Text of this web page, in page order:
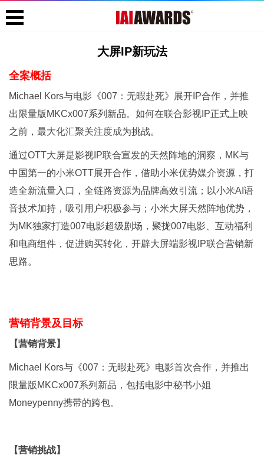
大屏IP新玩法
全案概括
Michael Kors与电影《007：无暇赴死》展开IP合作，并推
出限量版MKCx007系列新品。如何在联合影视IP正式上映
之前，最大化汇聚关注度成为挑战。
通过OTT大屏是影视IP联合宣发的天然阵地的洞察，MK与
中国第一的小米OTT展开合作，借助小米优势媒介资源，打
造全新流量入口，全链路资源为品牌高效引流；以小米AI语
音技术加持，吸引用户积极参与；小米大屏天然阵地优势，
为MK独家打造007电影超级剧场，聚拢007电影、互动福利
和电商组件，促进购买转化，开辟大屏端影视IP联合营销新
思路。
营销背景及目标
【营销背景】
Michael Kors与《007：无暇赴死》电影首次合作，并推出
限量版MKCx007系列新品，包括电影中秘书小姐
Moneypenny携带的跨包。
【营销挑战】